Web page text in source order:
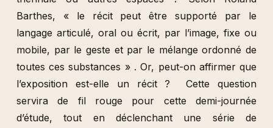
Barthes, « le récit peut être supporté par le
langage articulé, oral ou écrit, par l’image, fixe ou
mobile, par le geste et par le mélange ordonné de
toutes ces substances » . Or, peut-on affirmer que
l’exposition est-elle un récit ? Cette question
servira de fil rouge pour cette demi-journée
d’étude, tout en déclenchant une série de